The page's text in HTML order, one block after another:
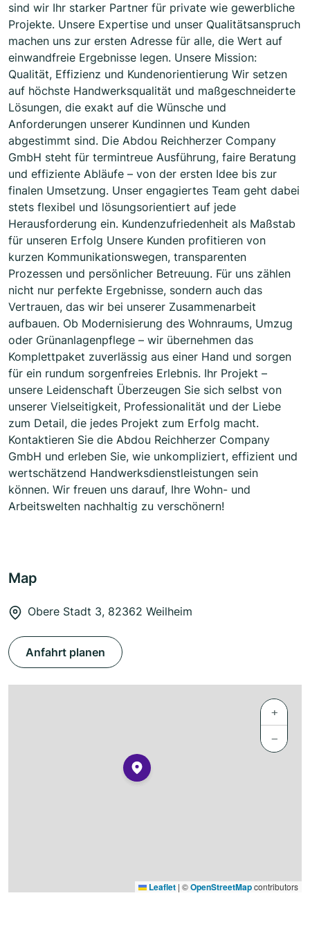
sind wir Ihr starker Partner für private wie gewerbliche
Projekte. Unsere Expertise und unser Qualitätsanspruch
machen uns zur ersten Adresse für alle, die Wert auf
einwandfreie Ergebnisse legen. Unsere Mission:
Qualität, Effizienz und Kundenorientierung Wir setzen
auf höchste Handwerksqualität und maßgeschneiderte
Lösungen, die exakt auf die Wünsche und
Anforderungen unserer Kundinnen und Kunden
abgestimmt sind. Die Abdou Reichherzer Company
GmbH steht für termintreue Ausführung, faire Beratung
und effiziente Abläufe – von der ersten Idee bis zur
finalen Umsetzung. Unser engagiertes Team geht dabei
stets flexibel und lösungsorientiert auf jede
Herausforderung ein. Kundenzufriedenheit als Maßstab
für unseren Erfolg Unsere Kunden profitieren von
kurzen Kommunikationswegen, transparenten
Prozessen und persönlicher Betreuung. Für uns zählen
nicht nur perfekte Ergebnisse, sondern auch das
Vertrauen, das wir bei unserer Zusammenarbeit
aufbauen. Ob Modernisierung des Wohnraums, Umzug
oder Grünanlagenpflege – wir übernehmen das
Komplettpaket zuverlässig aus einer Hand und sorgen
für ein rundum sorgenfreies Erlebnis. Ihr Projekt –
unsere Leidenschaft Überzeugen Sie sich selbst von
unserer Vielseitigkeit, Professionalität und der Liebe
zum Detail, die jedes Projekt zum Erfolg macht.
Kontaktieren Sie die Abdou Reichherzer Company
GmbH und erleben Sie, wie unkompliziert, effizient und
wertschätzend Handwerksdienstleistungen sein
können. Wir freuen uns darauf, Ihre Wohn- und
Arbeitswelten nachhaltig zu verschönern!
Map
Obere Stadt 3, 82362 Weilheim
Anfahrt planen
+
−
Leaflet | ©OpenStreetMapcontributors